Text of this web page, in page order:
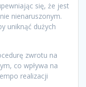
się, że jest
nienaruszonym.
uniknąć dużych
zwrotu na
co wpływa na
realizacji